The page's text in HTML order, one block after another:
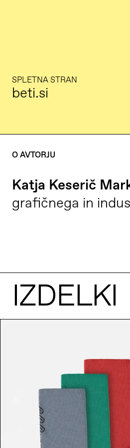
SPLETNA STRAN
beti.si
O AVTORJU
Katja Keserič
grafičnega in
IZDELKI